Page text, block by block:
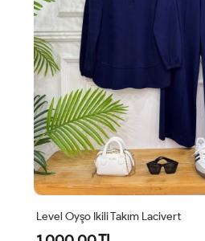
Level Oyşo Ikili Takım Lacivert